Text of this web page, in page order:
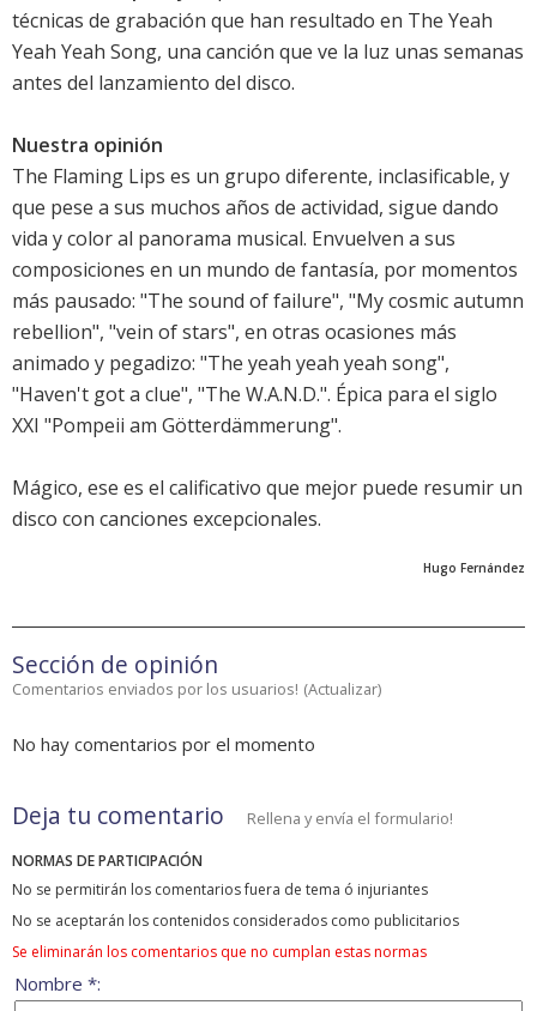
técnicas de grabación que han resultado en The Yeah
Yeah Yeah Song, una canción que ve la luz unas semanas
antes del lanzamiento del disco.
Nuestra opinión
The Flaming Lips es un grupo diferente, inclasificable, y
que pese a sus muchos años de actividad, sigue dando
vida y color al panorama musical. Envuelven a sus
composiciones en un mundo de fantasía, por momentos
más pausado: "The sound of failure", "My cosmic autumn
rebellion", "vein of stars", en otras ocasiones más
animado y pegadizo: "The yeah yeah yeah song",
"Haven't got a clue", "The W.A.N.D.". Épica para el siglo
XXI "Pompeii am Götterdämmerung".
Mágico, ese es el calificativo que mejor puede resumir un
disco con canciones excepcionales.
Hugo Fernández
Sección de opinión
Comentarios enviados por los usuarios! (Actualizar)
No hay comentarios por el momento
Deja tu comentario Rellena y envía el formulario!
NORMAS DE PARTICIPACIÓN
No se permitirán los comentarios fuera de tema ó injuriantes
No se aceptarán los contenidos considerados como publicitarios
Se eliminarán los comentarios que no cumplan estas normas
Nombre *: